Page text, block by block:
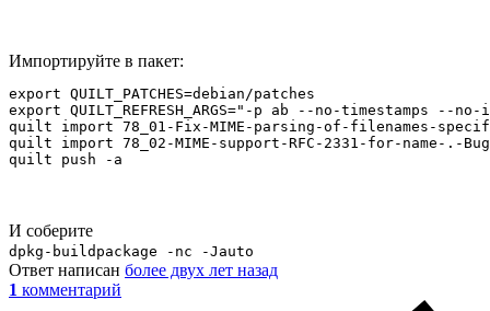
Импортируйте в пакет:
export QUILT_PATCHES=debian/patches
export QUILT_REFRESH_ARGS="-p ab --no-timestamps --
quilt import 78_01-Fix-MIME-parsing-of-filenames-
quilt import 78_02-MIME-support-RFC-2331-for-name-.-
quilt push -a
И соберите
dpkg-buildpackage -nc -Jauto
Ответ написан более двух лет назад
1 комментарий